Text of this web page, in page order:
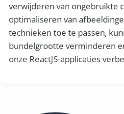
verwijderen van ongebruikte
optimaliseren van
technieken toe te passen,
bundelgrootte verminderen
onze ReactJS-applicaties